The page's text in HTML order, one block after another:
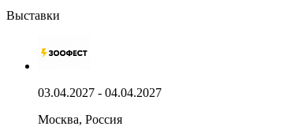
Выставки
03.04.2027 - 04.04.2027
Москва, Россия